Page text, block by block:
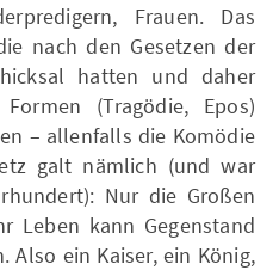
Frauen. Das
nach den Gesetzen der
hatten und daher
(Tragödie, Epos)
– allenfalls die Komödie
galt nämlich (und war
Nur die Großen
Leben kann Gegenstand
Also ein Kaiser, ein König,